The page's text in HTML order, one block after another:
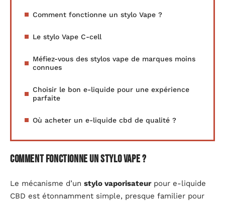
Comment fonctionne un stylo Vape ?
Le stylo Vape C-cell
Méfiez-vous des stylos vape de marques moins
connues
Choisir le bon e-liquide pour une expérience
parfaite
Où acheter un e-liquide cbd de qualité ?
Comment fonctionne un stylo Vape ?
Le mécanisme d’un stylo vaporisateurpour e-liquide
CBD est étonnamment simple, presque familier pour